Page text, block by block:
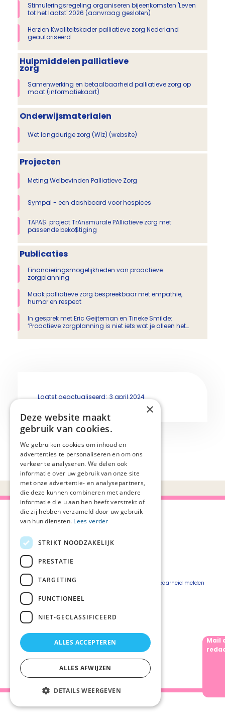
Stimuleringsregeling organiseren bijeenkomsten 'Leven
tot het laatst' 2026 (aanvraag gesloten)
Herzien Kwaliteitskader palliatieve zorg Nederland
geautoriseerd
Hulpmiddelen palliatieve
zorg
Samenwerking en betaalbaarheid palliatieve zorg op
maat​ (informatiekaart)
Onderwijsmaterialen
Wet langdurige zorg (Wlz) (website)
Projecten
Meting Welbevinden Palliatieve Zorg
Sympal - een dashboard voor hospices
TAPA$: project TrAnsmurale PAlliatieve zorg met
passende beko$tiging
Publicaties
Financieringsmogelijkheden van proactieve
zorgplanning
Maak palliatieve zorg bespreekbaar met empathie,
humor en respect
In gesprek met Eric Geijteman en Tineke Smilde:
‘Proactieve zorgplanning is niet iets wat je alleen het
Laatst geactualiseerd: 3 april 2024
Deel
Over Palliaweb
Over PZNL
Pers
Vacatures
Webshop
Privacyverklaring
Beveiligingskwetsbaarheid melden
Mail
×
Deze website maakt
gebruik van cookies.
We gebruiken cookies om inhoud en
advertenties te personaliseren en om ons
verkeer te analyseren. We delen ook
informatie over uw gebruik van onze site
met onze advertentie- en analysepartners,
die deze kunnen combineren met andere
informatie die u aan hen heeft verstrekt of
die zij hebben verzameld door uw gebruik
van hun diensten. Lees verder
STRIKT NOODZAKELIJK
PRESTATIE
TARGETING
FUNCTIONEEL
NIET-GECLASSIFICEERD
ALLES ACCEPTEREN
ALLES AFWIJZEN
DETAILS WEERGEVEN